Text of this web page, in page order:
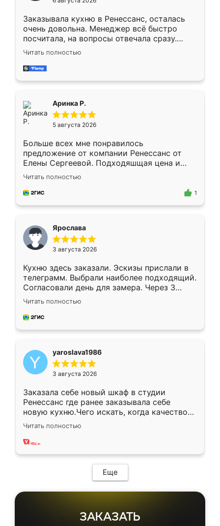
мебели буду заказывать только здесь.
Заказывала кухню в Ренессанс, осталась
очень довольна. Менеджер всё быстро
посчитала, на вопросы отвечала сразу.
Замерщик приехал в субботу, подошёл к
делу со всей ответственностью. Собрали
за день, ребята работали аккуратно, даже
Читать полностью
Аринка Р.
5 августа 2026
Больше всех мне понравилось
предложение от компании Ренессанс от
Елены Сергеевой. Подходяшщая цена и
короткие сроки изготовления. Приехавший
для замера сотрудник Владислав
предложил по моему эскизу самый
Читать полностью
1
Ярослава
3 августа 2026
Кухню здесь заказали. Эскизы прислали в
телеграмм. Выбрали наиболее подходящий.
Согласовали день для замера. Через 3
недели кухня была уже готова. Остались
довольны работой. Спасибо Ренессанс
мебель за качественную работу!
Читать полностью
yaroslava1986
3 августа 2026
Заказала себе новый шкаф в студии
Ренессанс где ранее заказывала себе
новую кухню.Чего искать, когда качеством
вполне довольна. Служит кухня уже почти
два года, нареканий нет.
Читать полностью
Еще
ЗАКАЗАТЬ